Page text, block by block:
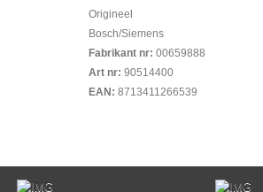
Origineel
Bosch/Siemens
Fabrikant nr: 00659888
Art nr: 90514400
EAN: 8713411266539